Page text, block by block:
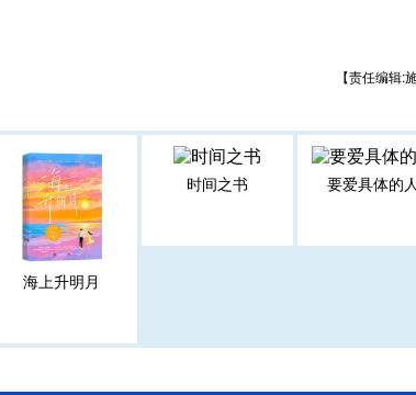
【责任编辑:
海上升明月
时间之书 要爱具体的